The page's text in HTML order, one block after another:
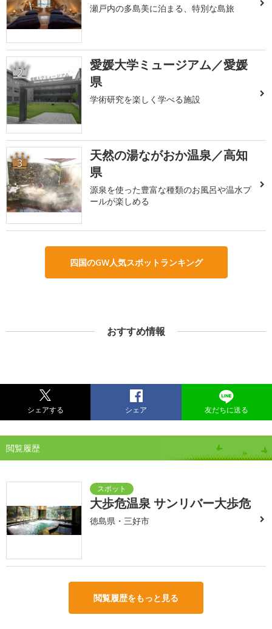
瀬戸内の多島美に泊まる、特別な島旅
2
愛媛大学ミュージアム／愛媛
県
学術研究を楽しく学べる施設
3
天然の湯ながおか温泉／高知
県
源泉を使った豊富な種類のお風呂や温水プ
ールが楽しめる
四国のGW人気スポットランキング
おすすめ情報
シェアする シェア 友だちに送る
閲覧履歴
大歩危温泉 サンリバー大歩危
徳島県・三好市
閲覧履歴をもっと見る